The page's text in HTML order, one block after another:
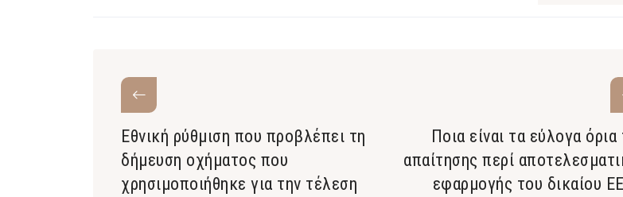
Εθνική ρύθμιση που προβλέπει τη
δήμευση οχήματος που
χρησιμοποιήθηκε για την τέλεση
Ποια είναι τα εύλογα όρια
απαίτησης περί
εφαρμογής του δικαίου